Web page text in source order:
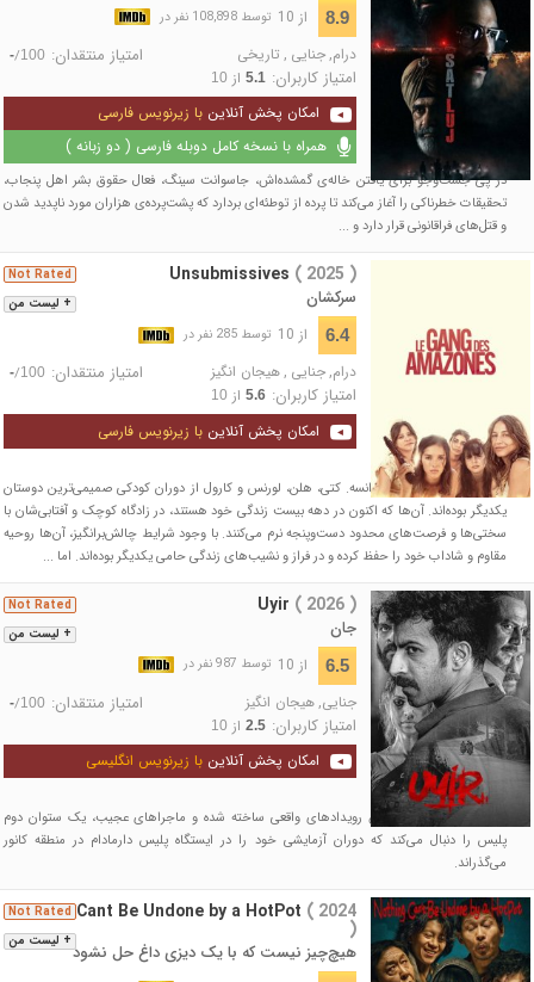
8.9 از 10 توسط 108,898 نفر در
درام,جنایی , تاریخی امتیاز منتقدان: -/100
امتیاز کاربران: 5.1از 10
امکان پخش آنلاین با زیرنویس فارسی
همراه با نسخه کامل دوبله فارسی ( دو زبانه )
در پی جست‌وجو برای یافتن خاله‌ی گمشده‌اش، جاسوانت سینگ، فعال حقوق بشر اهل پنجاب،
تحقیقات خطرناکی را آغاز می‌کند تا پرده از توطئه‌ای بردارد که پشت‌پرده‌ی هزاران مورد ناپدید شدن
و قتل‌های فراقانونی قرار دارد و ...
+ لیست من
Not Rated Unsubmissives ( 2025 )
سرکشان
6.4 از 10 توسط 285 نفر در
درام,جنایی ,هیجان انگیز امتیاز منتقدان: -/100
امتیاز کاربران: 5.6از 10
امکان پخش آنلاین با زیرنویس فارسی
اوایل دهه ۱۹۹۰، جنوب فرانسه. کتی، هلن، لورنس و کارول از دوران کودکی صمیمی‌ترین دوستان
یکدیگر بوده‌اند. آن‌ها که اکنون در دهه بیست زندگی خود هستند، در زادگاه کوچک و آفتابی‌شان با
سختی‌ها و فرصت‌های محدود دست‌وپنجه نرم می‌کنند. با وجود شرایط چالش‌برانگیز، آن‌ها روحیه
مقاوم و شاداب خود را حفظ کرده و در فراز و نشیب‌های زندگی حامی یکدیگر بوده‌اند. اما ...
+ لیست من
Not Rated Uyir ( 2026 )
جان
6.5 از 10 توسط 987 نفر در
جنایی, هیجان انگیز امتیاز منتقدان: -/100
امتیاز کاربران: 2.5از 10
امکان پخش آنلاین با زیرنویس انگلیسی
داستان این فیلم بر اساس رویدادهای واقعی ساخته شده و ماجراهای عجیب، یک ستوان دوم
پلیس را دنبال می‌کند که دوران آزمایشی خود را در ایستگاه پلیس دارمادام در منطقه کانور
می‌گذراند.
+ لیست من
Not Rated
Nothing Cant Be Undone by a HotPot ( 2024
)
هیچ‌چیز نیست که با یک دیزی داغ حل نشود